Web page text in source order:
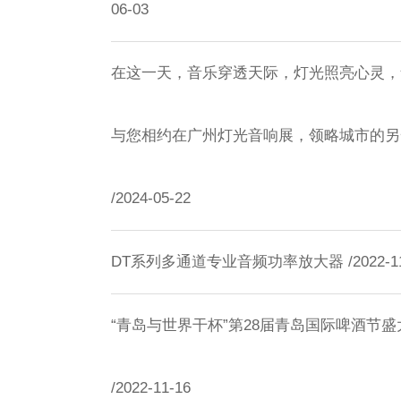
06-03
在这一天，音乐穿透天际，灯光照亮心灵
与您相约在广州灯光音响展，领略城市的
/2024-05-22
DT系列多通道专业音频功率放大器 /2022-
“青岛与世界干杯”第28届青岛国际啤酒节
/2022-11-16